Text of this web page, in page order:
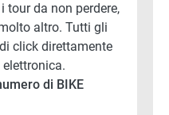
tour da non perdere,
altro. Tutti gli
click direttamente
di BIKE